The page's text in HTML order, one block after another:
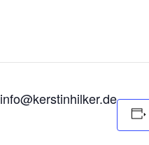
info@kerstinhilker.de